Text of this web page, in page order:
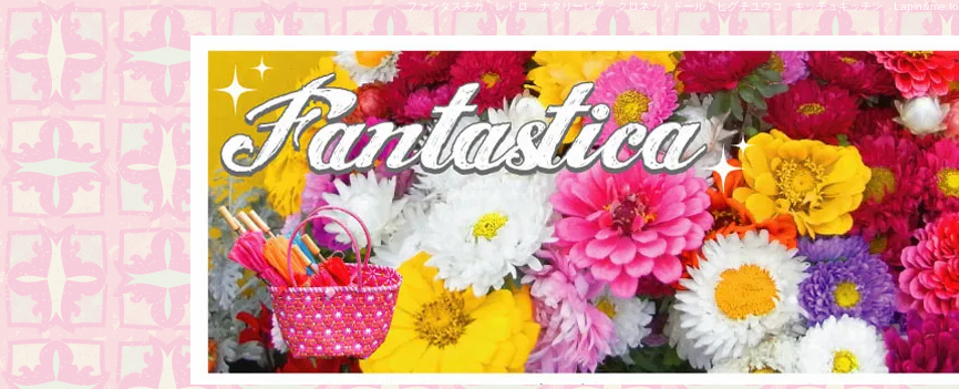
ファンタスチカ レトロ ナタリーレテ クロネットドール ヒグチユウコ キッチュキッチン Lapin&me